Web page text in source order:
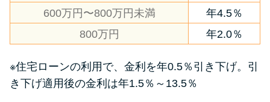
600万円〜800万円未満
年4.5％
800万円
年2.0％
※住宅ローンの利用で、金利を年0.5％引き下げ。引
き下げ適用後の金利は年1.5％～13.5％